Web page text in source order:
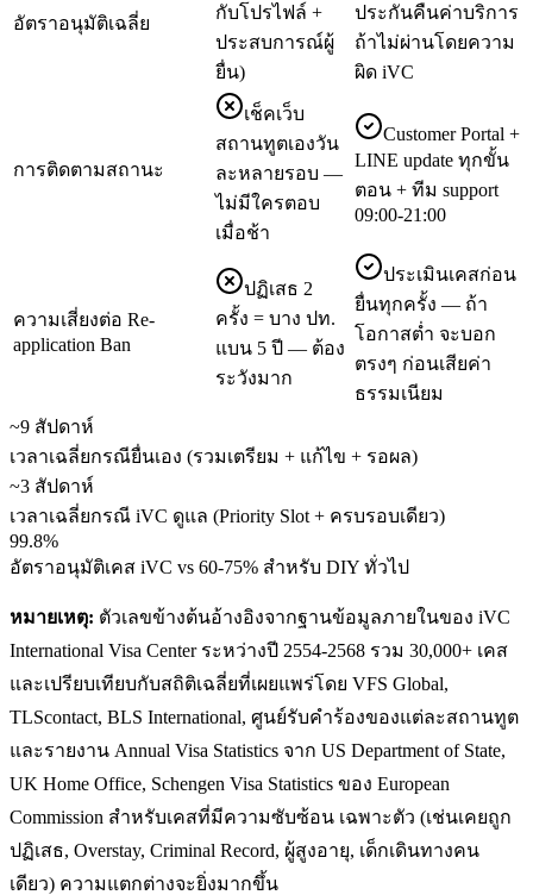
อัตราอนุมัติเฉลี่ย
กับโปรไฟล์ +
ประสบการณ์ผู้
ยื่น)
ประกันคืนค่าบริการ
ถ้าไม่ผ่านโดยความ
ผิด iVC
การติดตามสถานะ
เช็คเว็บ
สถานทูตเองวัน
ละหลายรอบ —
ไม่มีใครตอบ
เมื่อช้า
Customer Portal +
LINE update ทุกขั้น
ตอน + ทีม support
09:00-21:00
ความเสี่ยงต่อ Re-
application Ban
ปฏิเสธ 2
ครั้ง = บาง ปท.
แบน 5 ปี — ต้อง
ระวังมาก
ประเมินเคสก่อน
ยื่นทุกครั้ง — ถ้า
โอกาสต่ำ จะบอก
ตรงๆ ก่อนเสียค่า
ธรรมเนียม
~9 สัปดาห์
เวลาเฉลี่ยกรณียื่นเอง (รวมเตรียม + แก้ไข + รอผล)
~3 สัปดาห์
เวลาเฉลี่ยกรณี iVC ดูแล (Priority Slot + ครบรอบเดียว)
99.8%
อัตราอนุมัติเคส iVC vs 60-75% สำหรับ DIY ทั่วไป
หมายเหตุ: ตัวเลขข้างต้นอ้างอิงจากฐานข้อมูลภายในของ iVC
International Visa Center ระหว่างปี 2554-2568 รวม 30,000+ เคส
และเปรียบเทียบกับสถิติเฉลี่ยที่เผยแพร่โดย VFS Global,
TLScontact, BLS International, ศูนย์รับคำร้องของแต่ละสถานทูต
และรายงาน Annual Visa Statistics จาก US Department of State,
UK Home Office, Schengen Visa Statistics ของ European
Commission สำหรับเคสที่มีความซับซ้อน เฉพาะตัว (เช่นเคยถูก
ปฏิเสธ, Overstay, Criminal Record, ผู้สูงอายุ, เด็กเดินทางคน
เดียว) ความแตกต่างจะยิ่งมากขึ้น